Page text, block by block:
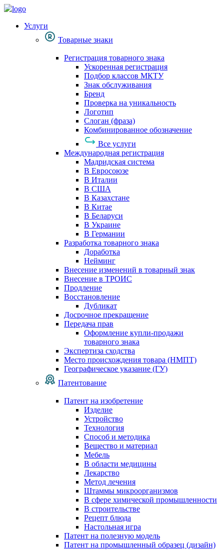
Услуги
Товарные знаки
Регистрация товарного знака
Ускоренная регистрация
Подбор классов МКТУ
Знак обслуживания
Бренд
Проверка на уникальность
Логотип
Слоган (фраза)
Комбинированное обозначение
Все услуги
Международная регистрация
Мадридская система
В Евросоюзе
В Италии
В США
В Казахстане
В Китае
В Беларуси
В Украине
В Германии
Разработка товарного знака
Доработка
Нейминг
Внесение изменений в товарный знак
Внесение в ТРОИС
Продление
Восстановление
Дубликат
Досрочное прекращение
Передача прав
Оформление купли-продажи
товарного знака
Экспертиза сходства
Место происхождения товара (НМПТ)
Географическое указание (ГУ)
Патентование
Патент на изобретение
Изделие
Устройство
Технология
Способ и методика
Вещество и материал
Мебель
В области медицины
Лекарство
Метод лечения
Штаммы микроорганизмов
В сфере химической промышленности
В строительстве
Рецепт блюда
Настольная игра
Патент на полезную модель
Патент на промышленный образец (дизайн)